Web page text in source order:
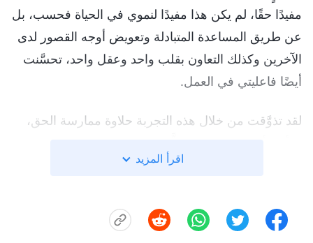
مفيدًا حقًا، لم يكن هذا مفيدًا لنموي في الحياة فحسب، بل
عن طريق المساعدة المتبادلة وتعويض أوجه القصور لدى
الآخرين وكذلك التعاون بقلب واحد وعقل واحد، تحسَّنت
أيضًا فاعليتي في العمل.
لقد تذوَّقت من خلال هذه التجربة حلاوة ممارسة الحق،
يتكشّف من شخصيتي الفاسدة، وهو ما لم يؤدِ إلى الحد
الفرص لإدراك الحق. وقد أدركت أيضًا في الوقت ذاته أن
ما أظهَرَتَه طبيعتي المُتَكَبِّرَة في الماضي كان قبيحًا ومثيرًا
اقرأ المزيد